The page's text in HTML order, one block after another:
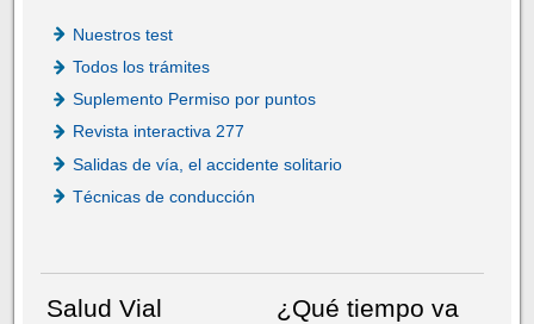
Nuestros test
Todos los trámites
Suplemento Permiso por puntos
Revista interactiva 277
Salidas de vía, el accidente solitario
Técnicas de conducción
Salud Vial
¿Qué tiempo va